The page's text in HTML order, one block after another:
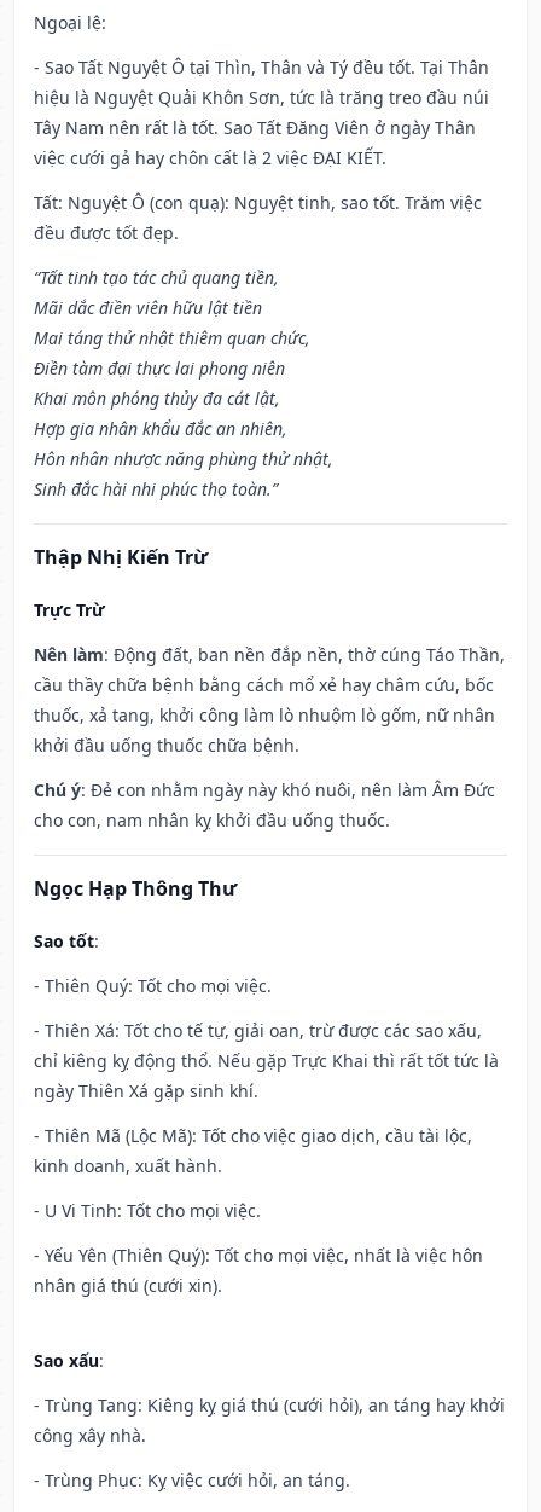
Ngoại lệ:
- Sao Tất Nguyệt Ô tại Thìn, Thân và Tý đều tốt. Tại Thân
hiệu là Nguyệt Quải Khôn Sơn, tức là trăng treo đầu núi
Tây Nam nên rất là tốt. Sao Tất Đăng Viên ở ngày Thân
việc cưới gả hay chôn cất là 2 việc ĐẠI KIẾT.
Tất: Nguyệt Ô (con quạ): Nguyệt tinh, sao tốt. Trăm việc
đều được tốt đẹp.
“Tất tinh tạo tác chủ quang tiền,
Mãi dắc điền viên hữu lật tiền
Mai táng thử nhật thiêm quan chức,
Điền tàm đại thực lai phong niên
Khai môn phóng thủy đa cát lật,
Hợp gia nhân khẩu đắc an nhiên,
Hôn nhân nhược năng phùng thử nhật,
Sinh đắc hài nhi phúc thọ toàn.”
Thập Nhị Kiến Trừ
Trực Trừ
Nên làm: Động đất, ban nền đắp nền, thờ cúng Táo Thần,
cầu thầy chữa bệnh bằng cách mổ xẻ hay châm cứu, bốc
thuốc, xả tang, khởi công làm lò nhuộm lò gốm, nữ nhân
khởi đầu uống thuốc chữa bệnh.
Chú ý: Đẻ con nhằm ngày này khó nuôi, nên làm Âm Đức
cho con, nam nhân kỵ khởi đầu uống thuốc.
Ngọc Hạp Thông Thư
Sao tốt:
- Thiên Quý: Tốt cho mọi việc.
- Thiên Xá: Tốt cho tế tự, giải oan, trừ được các sao xấu,
chỉ kiêng kỵ động thổ. Nếu gặp Trực Khai thì rất tốt tức là
ngày Thiên Xá gặp sinh khí.
- Thiên Mã (Lộc Mã): Tốt cho việc giao dịch, cầu tài lộc,
kinh doanh, xuất hành.
- U Vi Tinh: Tốt cho mọi việc.
- Yếu Yên (Thiên Quý): Tốt cho mọi việc, nhất là việc hôn
nhân giá thú (cưới xin).
Sao xấu:
- Trùng Tang: Kiêng kỵ giá thú (cưới hỏi), an táng hay khởi
công xây nhà.
- Trùng Phục: Kỵ việc cưới hỏi, an táng.